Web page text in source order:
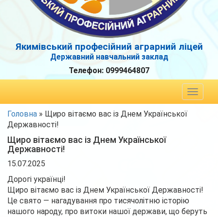
Якимівський професійний аграрний ліцей
Державний навчальний заклад
Телефон: 0999464807
Toggle
Головна » Щиро вітаємо вас із Днем Української
Державності!
Щиро вітаємо вас із Днем Української
Державності!
15.07.2025
Дорогі українці!
Щиро вітаємо вас із Днем Української Державності!
Це свято — нагадування про тисячолітню історію
нашого народу, про витоки нашої держави, що беруть